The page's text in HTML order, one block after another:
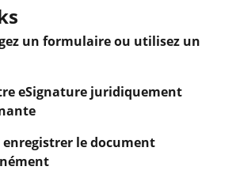
un formulaire ou utilisez un
eSignature juridiquement
enregistrer le document